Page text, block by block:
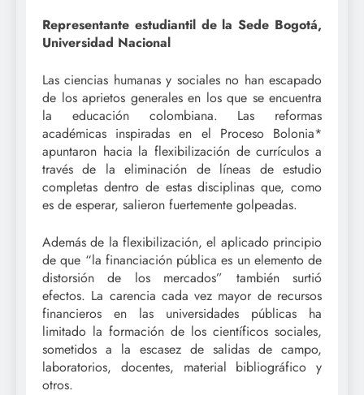
Representante estudiantil de la Sede Bogotá,
Universidad Nacional
Las ciencias humanas y sociales no han escapado
de los aprietos generales en los que se encuentra
la educación colombiana. Las reformas
académicas inspiradas en el Proceso Bolonia*
apuntaron hacia la flexibilización de currículos a
través de la eliminación de líneas de estudio
completas dentro de estas disciplinas que, como
es de esperar, salieron fuertemente golpeadas.
Además de la flexibilización, el aplicado principio
de que “la financiación pública es un elemento de
distorsión de los mercados” también surtió
efectos. La carencia cada vez mayor de recursos
financieros en las universidades públicas ha
limitado la formación de los científicos sociales,
sometidos a la escasez de salidas de campo,
laboratorios, docentes, material bibliográfico y
otros.